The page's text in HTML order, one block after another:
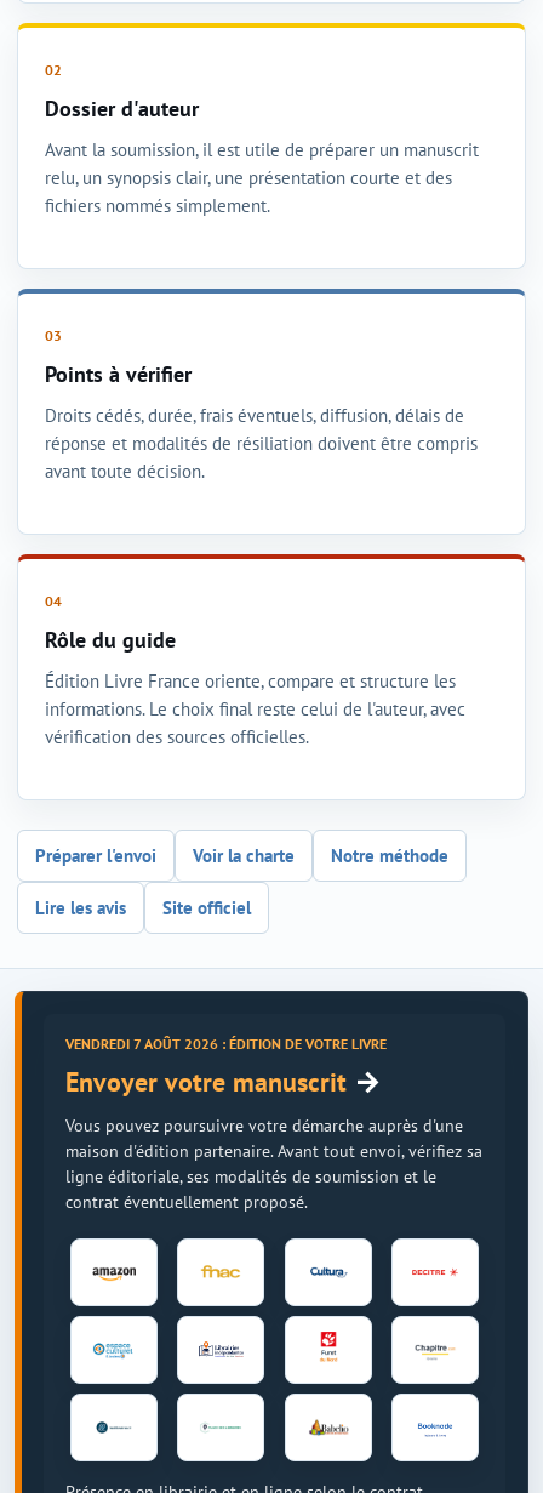
Dossier d'auteur
Avant la soumission, il est utile de préparer un manuscrit
relu, un synopsis clair, une présentation courte et des
fichiers nommés simplement.
Points à vérifier
Droits cédés, durée, frais éventuels, diffusion, délais de
réponse et modalités de résiliation doivent être compris
avant toute décision.
Rôle du guide
Édition Livre France oriente, compare et structure les
informations. Le choix final reste celui de l'auteur, avec
vérification des sources officielles.
Préparer l'envoi Voir la charte Notre méthode
Lire les avis Site officiel
VENDREDI 7 AOÛT 2026 : ÉDITION DE VOTRE LIVRE
Envoyer votre manuscrit →
Vous pouvez poursuivre votre démarche auprès d'une
maison d'édition partenaire. Avant tout envoi, vérifiez sa
ligne éditoriale, ses modalités de soumission et le
contrat éventuellement proposé.